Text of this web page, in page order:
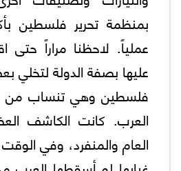
بمنظمة تحرير فلسطين
عملياً. لاحظنا مراراً حتى
عليها بصفة الدولة
فلسطين وهي تنساب من
العرب. كانت الكاشف
العام والمنفرد، وفي